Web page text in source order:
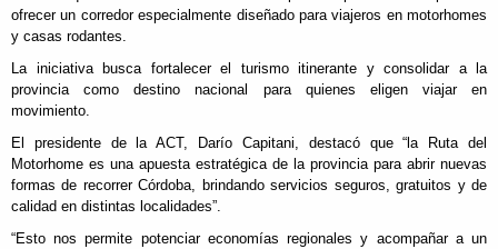
ofrecer un corredor especialmente diseñado para viajeros en motorhomes
y casas rodantes.
La iniciativa busca fortalecer el turismo itinerante y consolidar a la
provincia como destino nacional para quienes eligen viajar en
movimiento.
El presidente de la ACT, Darío Capitani, destacó que “la Ruta del
Motorhome es una apuesta estratégica de la provincia para abrir nuevas
formas de recorrer Córdoba, brindando servicios seguros, gratuitos y de
calidad en distintas localidades”.
“Esto nos permite potenciar economías regionales y acompañar a un